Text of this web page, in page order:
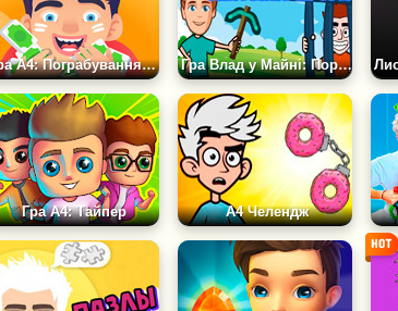
Гра А4: Пограбування Банку Гра Влад у Майні: Порятунок друга
Гра А4: Тайпер А4 Челендж